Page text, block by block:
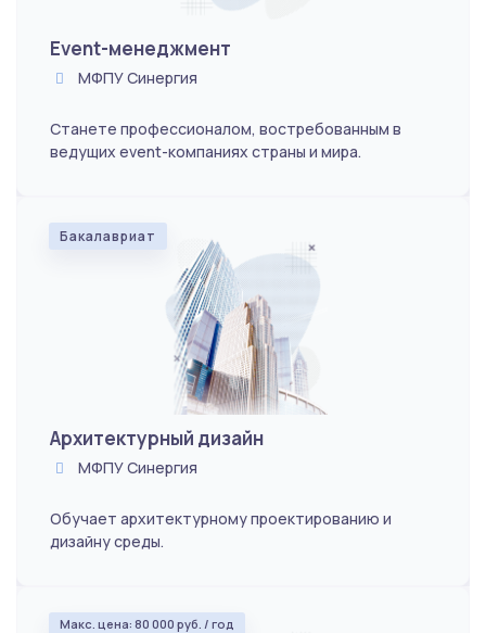
Event-менеджмент
МФПУ Синергия
Станете профессионалом, востребованным в
ведущих event-компаниях страны и мира.
Бакалавриат
Архитектурный дизайн
МФПУ Синергия
Обучает архитектурному проектированию и
дизайну среды.
Макс. цена: 80 000 руб. / год